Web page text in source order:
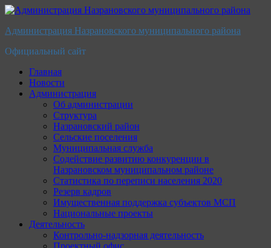
Перейти
содержимому
Администрация Назрановского муниципального района
Официальный сайт
Главная
Новости
Администрация
Об администрации
Структура
Назрановский район
Сельские поселения
Муниципальная служба
Содействие развитию конкуренции в
Назрановском муниципальном районе
Статистика по переписи населения 2020
Резерв кадров
Имущественная поддержка субъектов МСП
Национальные проекты
Деятельность
Контрольно-надзорная деятельность
Проектный офис